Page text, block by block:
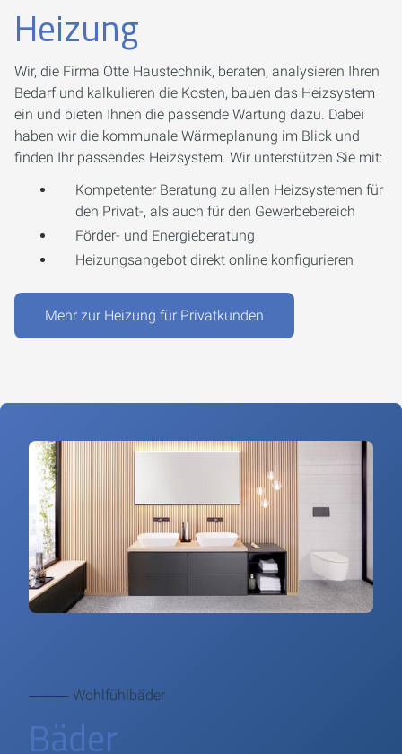
Heizung
Wir, die Firma Otte Haustechnik, beraten, analysieren Ihren
Bedarf und kalkulieren die Kosten, bauen das Heizsystem
ein und bieten Ihnen die passende Wartung dazu. Dabei
haben wir die kommunale Wärmeplanung im Blick und
finden Ihr passendes Heizsystem. Wir unterstützen Sie mit:
Kompetenter Beratung zu allen Heizsystemen für
den Privat-, als auch für den Gewerbebereich
Förder- und Energieberatung
Heizungsangebot direkt online konfigurieren
Mehr zur Heizung für Privatkunden
⸻ Wohlfühlbäder
Bäder